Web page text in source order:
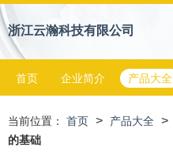
浙江云瀚科技有限公司
首页 企业简介 产品大全
当前位置： 首页 > 产品大全 >
的基础